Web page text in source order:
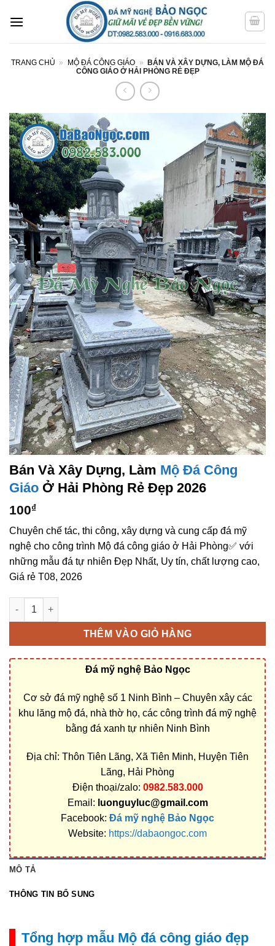
qua
TRANG CHỦ » MỘ ĐÁ CÔNG GIÁO »
BÁN VÀ XÂY DỰNG, LÀM MỘ ĐÁ
CÔNG GIÁO Ở HẢI PHÒNG RẺ ĐẸP
Bán Và Xây Dựng, Làm Mộ Đá Công
Giáo Ở Hải Phòng Rẻ Đẹp 2026
100₫
Chuyên chế tác, thi công, xây dựng và cung cấp đá mỹ
nghệ cho công trình Mộ đá công giáo ở Hải Phòng✅ với
những mẫu đá tự nhiên Đẹp Nhất, Uy tín, chất lượng cao,
Giá rẻ T08, 2026
Bán và xây dựng, làm Mộ đá công giáo ở Hải Phòng rẻ đẹp số
THÊM VÀO GIỎ HÀNG
Đá mỹ nghệ Bảo Ngọc
Cơ sở đá mỹ nghệ số 1 Ninh Bình – Chuyên xây các
khu lăng mộ đá, nhà thờ họ, các công trình đá mỹ nghệ
bằng đá xanh tự nhiên Ninh Bình
Địa chỉ: Thôn Tiên Lãng, Xã Tiên Minh, Huyện Tiên
Lãng, Hải Phòng
Điện thoại/zalo: 0982.583.000
Email: luonguyluc@gmail.com
Facebook: Đá mỹ nghệ Bảo Ngọc
Website: https://dabaongoc.com
MÔ TẢ
THÔNG TIN BỔ SUNG
Tổng hợp mẫu Mộ đá công giáo đẹp